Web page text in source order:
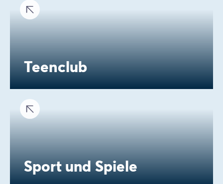
Teenclub
Sport und Spiele